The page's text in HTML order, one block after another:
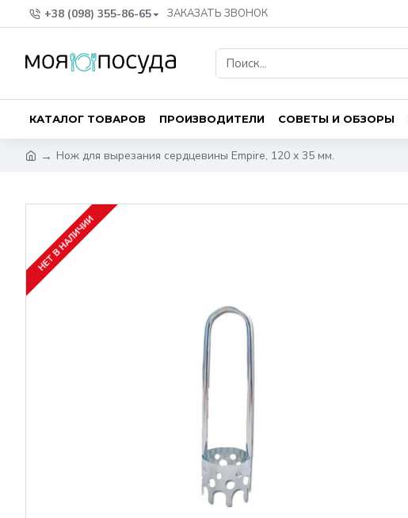
+38 (098) 355-86-65 ЗАКАЗАТЬ ЗВОНОК
КАТАЛОГ ТОВАРОВ ПРОИЗВОДИТЕЛИ СОВЕТЫ И ОБЗОРЫ
Нож для вырезания сердцевины Empire, 120 x 35 мм.
НЕТ В НАЛИЧИИ